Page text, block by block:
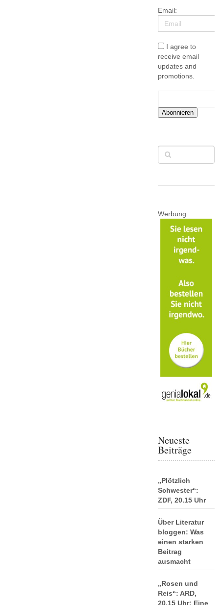
Email:
I agree to
receive email
updates and
promotions.
Abonnieren
Werbung
Neueste
Beiträge
„Plötzlich
Schwester“:
ZDF, 20.15 Uhr
Über Literatur
bloggen: Was
einen starken
Beitrag
ausmacht
„Rosen und
Reis“: ARD,
20.15 Uhr: Eine